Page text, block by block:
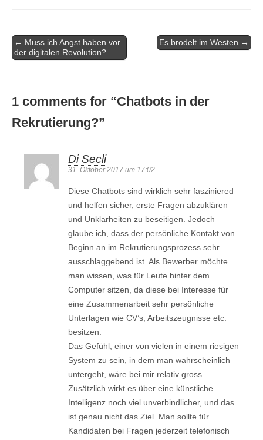
Artikel-
Navigation
← Muss ich Angst haben vor
der digitalen Revolution?
Es brodelt im Westen →
1 comments for “Chatbots in der
Rekrutierung?”
Di Secli
31. Oktober 2017 um 17:02
Diese Chatbots sind wirklich sehr fasziniered
und helfen sicher, erste Fragen abzuklären
und Unklarheiten zu beseitigen. Jedoch
glaube ich, dass der persönliche Kontakt von
Beginn an im Rekrutierungsprozess sehr
ausschlaggebend ist. Als Bewerber möchte
man wissen, was für Leute hinter dem
Computer sitzen, da diese bei Interesse für
eine Zusammenarbeit sehr persönliche
Unterlagen wie CV’s, Arbeitszeugnisse etc.
besitzen.
Das Gefühl, einer von vielen in einem riesigen
System zu sein, in dem man wahrscheinlich
untergeht, wäre bei mir relativ gross.
Zusätzlich wirkt es über eine künstliche
Intelligenz noch viel unverbindlicher, und das
ist genau nicht das Ziel. Man sollte für
Kandidaten bei Fragen jederzeit telefonisch